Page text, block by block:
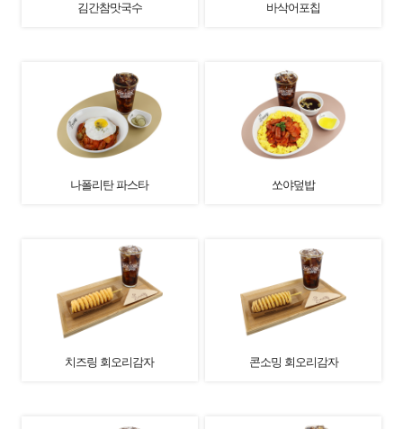
김간참맛국수 바삭어포칩
나폴리탄 파스타 쏘야덮밥
치즈링 회오리감자 콘소밍 회오리감자